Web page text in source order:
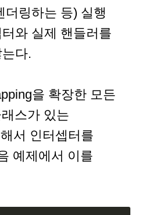
더링하는 등) 실행
와 실제 핸들러를
다.
을 확장한 모든
스가 있는
서 인터셉터를
예제에서 이를